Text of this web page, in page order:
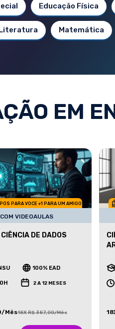
Educação Física
Matemática
EM
PARA VOCE +1 PARA UM AMIGO
COM VIDEOAULAS
CIÊNCIA DE DADOS
100% EAD
2 A 12 MESES
Mês18X R$ 387,00/Mês